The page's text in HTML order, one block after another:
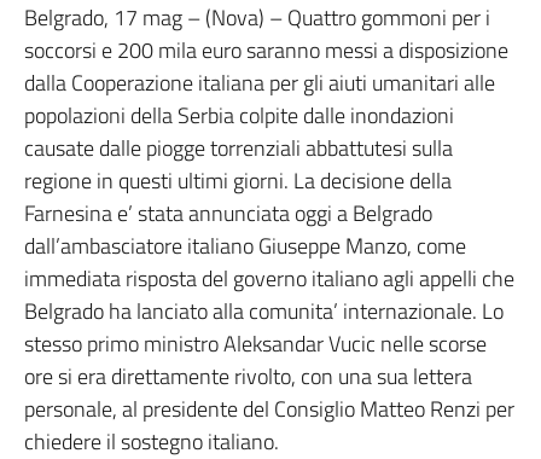
Belgrado, 17 mag – (Nova) – Quattro gommoni per i
soccorsi e 200 mila euro saranno messi a disposizione
dalla Cooperazione italiana per gli aiuti umanitari alle
popolazioni della Serbia colpite dalle inondazioni
causate dalle piogge torrenziali abbattutesi sulla
regione in questi ultimi giorni. La decisione della
Farnesina e’ stata annunciata oggi a Belgrado
dall’ambasciatore italiano Giuseppe Manzo, come
immediata risposta del governo italiano agli appelli che
Belgrado ha lanciato alla comunita’ internazionale. Lo
stesso primo ministro Aleksandar Vucic nelle scorse
ore si era direttamente rivolto, con una sua lettera
personale, al presidente del Consiglio Matteo Renzi per
chiedere il sostegno italiano.